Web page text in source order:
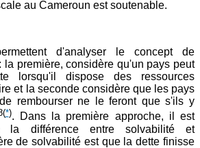
au Cameroun est soutenable.
d'analyser le concept de
la première, considère qu'un pays peut
lorsqu'il dispose des ressources
et la seconde considère que les pays
rembourser ne le feront que s'ils y
(*). Dans la première approche, il est
la différence entre solvabilité et
de solvabilité est que la dette finisse